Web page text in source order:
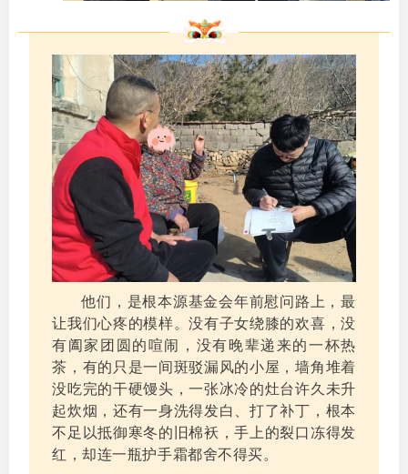
他们，是根本源基金会年前慰问路上，最
让我们心疼的模样。没有子女绕膝的欢喜，没
有阖家团圆的喧闹，没有晚辈递来的一杯热
茶，有的只是一间斑驳漏风的小屋，墙角堆着
没吃完的干硬馒头，一张冰冷的灶台许久未升
起炊烟，还有一身洗得发白、打了补丁，根本
不足以抵御寒冬的旧棉袄，手上的裂口冻得发
红，却连一瓶护手霜都舍不得买。